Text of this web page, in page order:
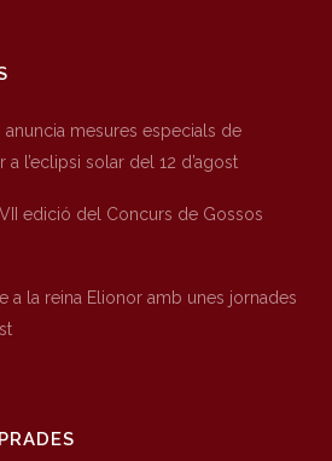
anuncia mesures especials de
l’eclipsi solar del 12 d’agost
edició del Concurs de Gossos
a la reina Elionor amb unes jornades